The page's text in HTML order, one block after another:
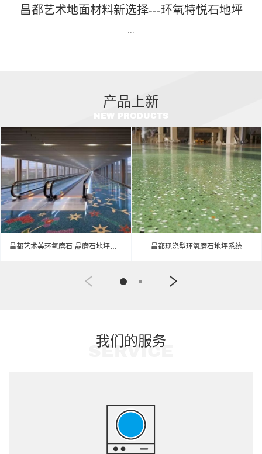
昌都艺术地面材料新选择---环氧特悦石地坪
...
产品上新
昌都艺术美环氧磨石-晶磨石地坪介绍 昌都现浇型环氧磨石地坪系统
SERVICE
我们的服务